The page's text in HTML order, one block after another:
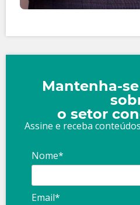
Mantenha-
o setor
Assine e receba
Nome*
Email*